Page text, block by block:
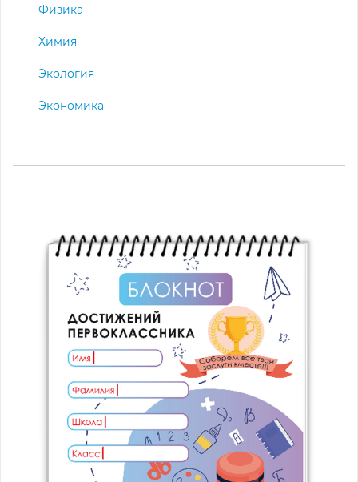
Физика
Химия
Экология
Экономика